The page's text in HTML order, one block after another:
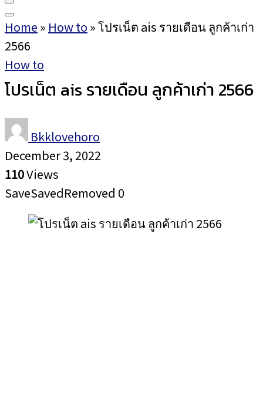
Home » How to »โปรเน็ต ais รายเดือน ลูกค้าเก่า
2566
How to
โปรเน็ต ais รายเดือน ลูกค้าเก่า 2566
Bkklovehoro
December 3, 2022
110Views
SaveSavedRemoved 0